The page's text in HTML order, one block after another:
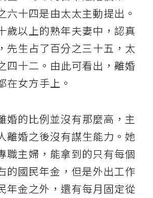
六十四是由太太主動提出。
歲以上的熟年夫妻中，認真
先生占了百分之三十五，太
四十二。由此可看出，離婚
在女方手上。
婚的比例並沒有那麼高，主
離婚之後沒有謀生能力。她
職主婦，能拿到的只有每個
的國民年金，但是外出工作
年金之外，還有每月固定從